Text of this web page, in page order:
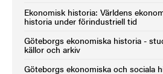
Ekonomisk historia: Världens
historia under förindustriell tid
Göteborgs ekonomiska historia -
källor och arkiv
Göteborgs ekonomiska och sociala